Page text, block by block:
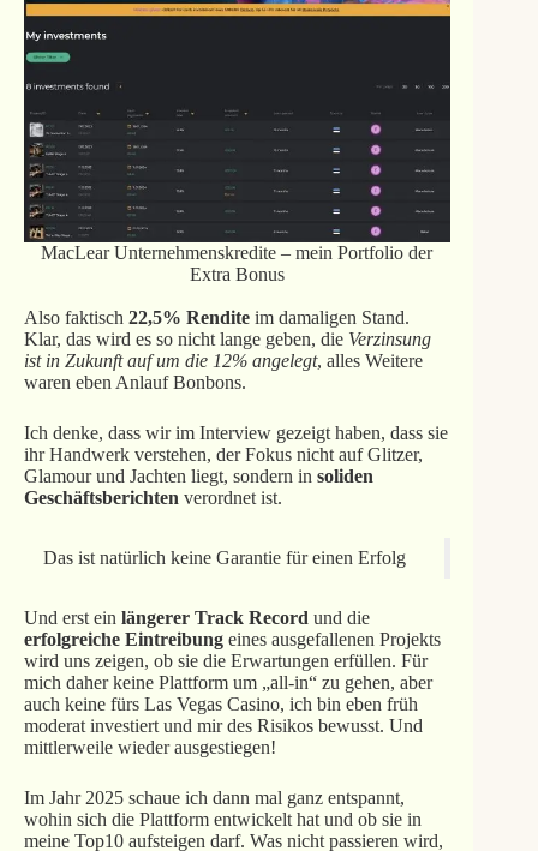
MacLear Unternehmenskredite – mein Portfolio der
Extra Bonus
Also faktisch 22,5% Renditeim damaligen Stand.
Klar, das wird es so nicht lange geben, die Verzinsung
ist in Zukunft auf um die 12% angelegt, alles Weitere
waren eben Anlauf Bonbons.
Ich denke, dass wir im Interview gezeigt haben, dass sie
ihr Handwerk verstehen, der Fokus nicht auf Glitzer,
Glamour und Jachten liegt, sondern in soliden
Geschäftsberichten verordnet ist.
Das ist natürlich keine Garantie für einen Erfolg
Und erst ein längerer Track Record und die
erfolgreiche Eintreibung eines ausgefallenen Projekts
wird uns zeigen, ob sie die Erwartungen erfüllen. Für
mich daher keine Plattform um „all-in“ zu gehen, aber
auch keine fürs Las Vegas Casino, ich bin eben früh
moderat investiert und mir des Risikos bewusst. Und
mittlerweile wieder ausgestiegen!
Im Jahr 2025 schaue ich dann mal ganz entspannt,
wohin sich die Plattform entwickelt hat und ob sie in
meine Top10 aufsteigen darf. Was nicht passieren wird,